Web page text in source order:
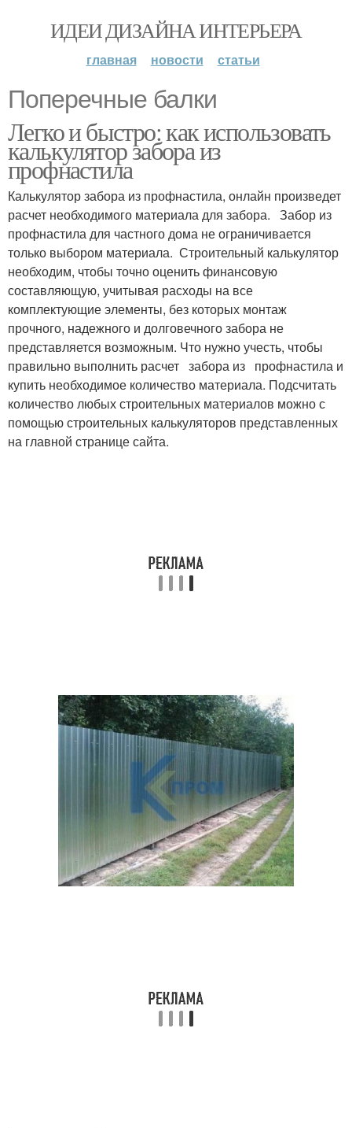
ИДЕИ ДИЗАЙНА ИНТЕРЬЕРА
главная новости статьи
Поперечные балки
Легко и быстро: как использовать
калькулятор забора из
профнастила
Калькулятор забора из профнастила, онлайн произведет
расчет необходимого материала для забора. Забор из
профнастила для частного дома не ограничивается
только выбором материала. Строительный калькулятор
необходим, чтобы точно оценить финансовую
составляющую, учитывая расходы на все
комплектующие элементы, без которых монтаж
прочного, надежного и долговечного забора не
представляется возможным. Что нужно учесть, чтобы
правильно выполнить расчет забора из профнастила и
купить необходимое количество материала. Подсчитать
количество любых строительных материалов можно с
помощью строительных калькуляторов представленных
на главной странице сайта.